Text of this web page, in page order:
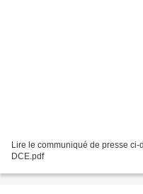
Lire le communiqué de presse ci-dessous. - 2022 08 25
DCE.pdf